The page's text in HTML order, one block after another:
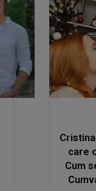
care
Cum